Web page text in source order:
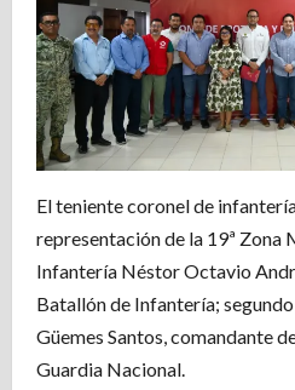
El teniente coronel de
representación de la 19ª Zona
Infantería Néstor Octavio
Batallón de Infantería;
Güemes Santos, comandante
Guardia Nacional.